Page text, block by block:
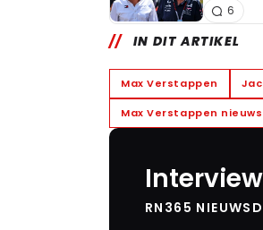
6
IN DIT ARTIKEL
Max Verstappen
Max Verstappen nieuws
RN365